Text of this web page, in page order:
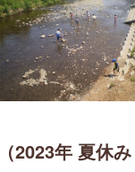
2023年 夏休